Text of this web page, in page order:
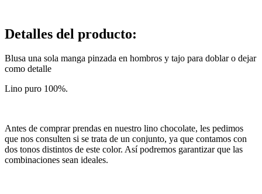
Detalles del producto:
Blusa una sola manga pinzada en hombros y tajo para doblar o dejar
como detalle
Lino puro 100%.
Antes de comprar prendas en nuestro lino chocolate, les pedimos
que nos consulten si se trata de un conjunto, ya que contamos con
dos tonos distintos de este color. Así podremos garantizar que las
combinaciones sean ideales.